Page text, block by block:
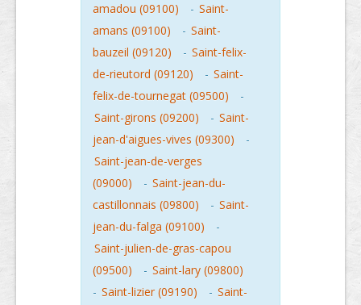
amadou (09100)
- Saint-
amans (09100)
- Saint-
bauzeil (09120)
- Saint-felix-
de-rieutord (09120)
- Saint-
felix-de-tournegat (09500)
-
Saint-girons (09200)
- Saint-
jean-d'aigues-vives (09300)
-
Saint-jean-de-verges
(09000)
- Saint-jean-du-
castillonnais (09800)
- Saint-
jean-du-falga (09100)
-
Saint-julien-de-gras-capou
(09500)
- Saint-lary (09800)
- Saint-lizier (09190) - Saint-